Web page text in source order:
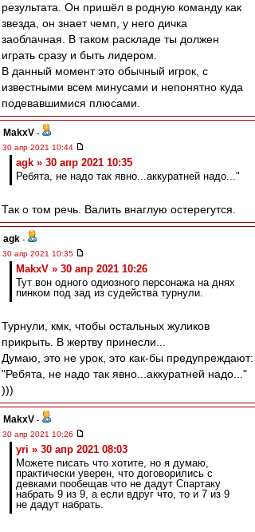
результата. Он пришёл в родную команду как
звезда, он знает чемп, у него дичка
заоблачная. В таком раскладе ты должен
играть сразу и быть лидером.
В данный момент это обычный игрок, с
известными всем минусами и непонятно куда
подевавшимися плюсами.
MakxV -
30 апр 2021 10:44
agk » 30 апр 2021 10:35
Ребята, не надо так явно...аккуратней надо..."
Так о том речь. Валить внаглую остерегутся.
agk -
30 апр 2021 10:35
MakxV » 30 апр 2021 10:26
Тут вон одного одиозного персонажа на днях
пинком под зад из судейства турнули.
Турнули, кмк, чтобы остальных жуликов
прикрыть. В жертву принесли...
Думаю, это не урок, это как-бы предупреждают:
"Ребята, не надо так явно...аккуратней надо..."
)))
MakxV -
30 апр 2021 10:26
yri » 30 апр 2021 08:03
Можете писать что хотите, но я думаю,
практически уверен, что договорились с
девками пообещав что не дадут Спартаку
набрать 9 из 9, а если вдруг что, то и 7 из 9
не дадут набрать.